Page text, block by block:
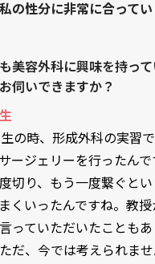
の性分に非常に合ってい
も美容外科に興味を持っ
伺いできますか？
の時、形成外科の実習
ージェリーを行ったん
切り、もう一度繋ぐと
くいったんですね。教
っていただいたことも
だ、今では考えられま